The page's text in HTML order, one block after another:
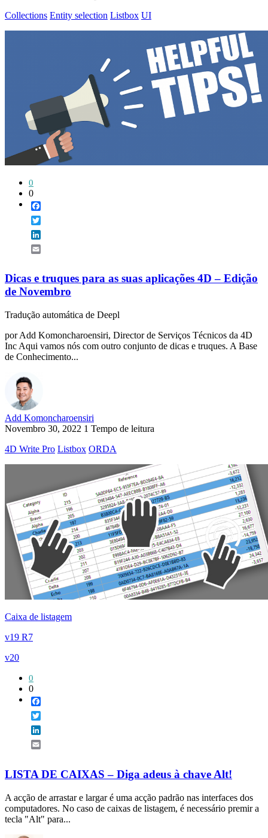
Collections Entity selection Listbox UI
0
0
Dicas e truques para as suas aplicações 4D – Edição
de Novembro
Tradução automática de Deepl
por Add Komoncharoensiri, Director de Serviços Técnicos da 4D
Inc Aqui vamos nós com outro conjunto de dicas e truques. A Base
de Conhecimento...
Add Komoncharoensiri
Novembro 30, 2022 1 Tempo de leitura
4D Write Pro Listbox ORDA
Caixa de listagem
v19 R7
v20
0
0
LISTA DE CAIXAS – Diga adeus à chave Alt!
A acção de arrastar e largar é uma acção padrão nas interfaces dos
computadores. No caso de caixas de listagem, é necessário premir a
tecla "Alt" para...